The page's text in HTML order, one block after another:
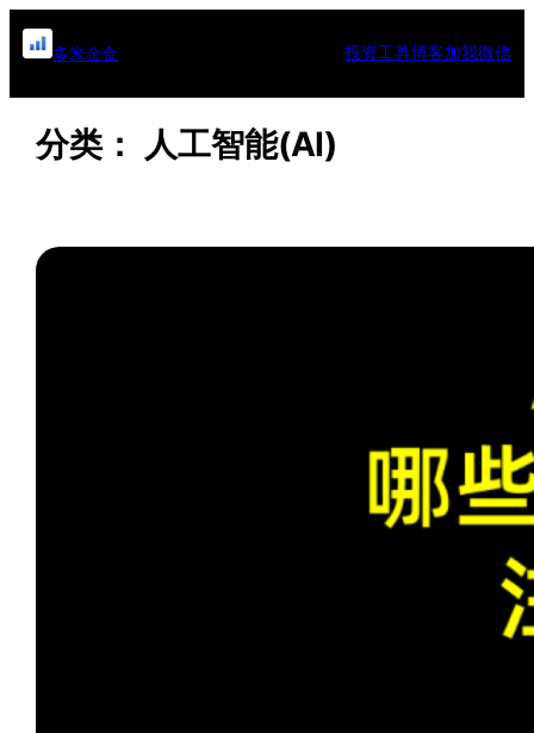
跳
至
多米金金 投资工具博客加我微信
分类： 人工智能(AI)